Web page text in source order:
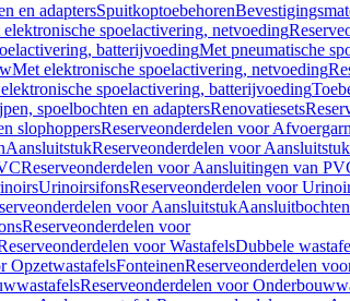
en adaptersSpuitkoptoebehoren
spoelactivering, netvoeding
batterijvoedingMet pneumatische
Met elektronische spoelactivering, netvoeding
spoelactivering, batterijvoeding
spoelbochten en adaptersRenovatiesets
slophoppersReserveonderdelen voor
AansluitstukReserveonderdelen voor Aansluitstuk
Reserveonderdelen voor Aansluitingen van
UrinoirsifonsReserveonderdelen voor
voor AansluitstukAansluitbochten
Reserveonderdelen voor
voor WastafelsDubbele
OpzetwastafelsFonteinenReserveonderdelen
Reserveonderdelen voor